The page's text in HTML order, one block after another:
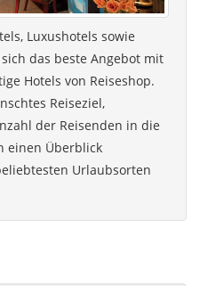
Luxushotels sowie
das beste Angebot mit
Hotels von Reiseshop.
Reiseziel,
der Reisenden in die
einen Überblick
Urlaubsorten